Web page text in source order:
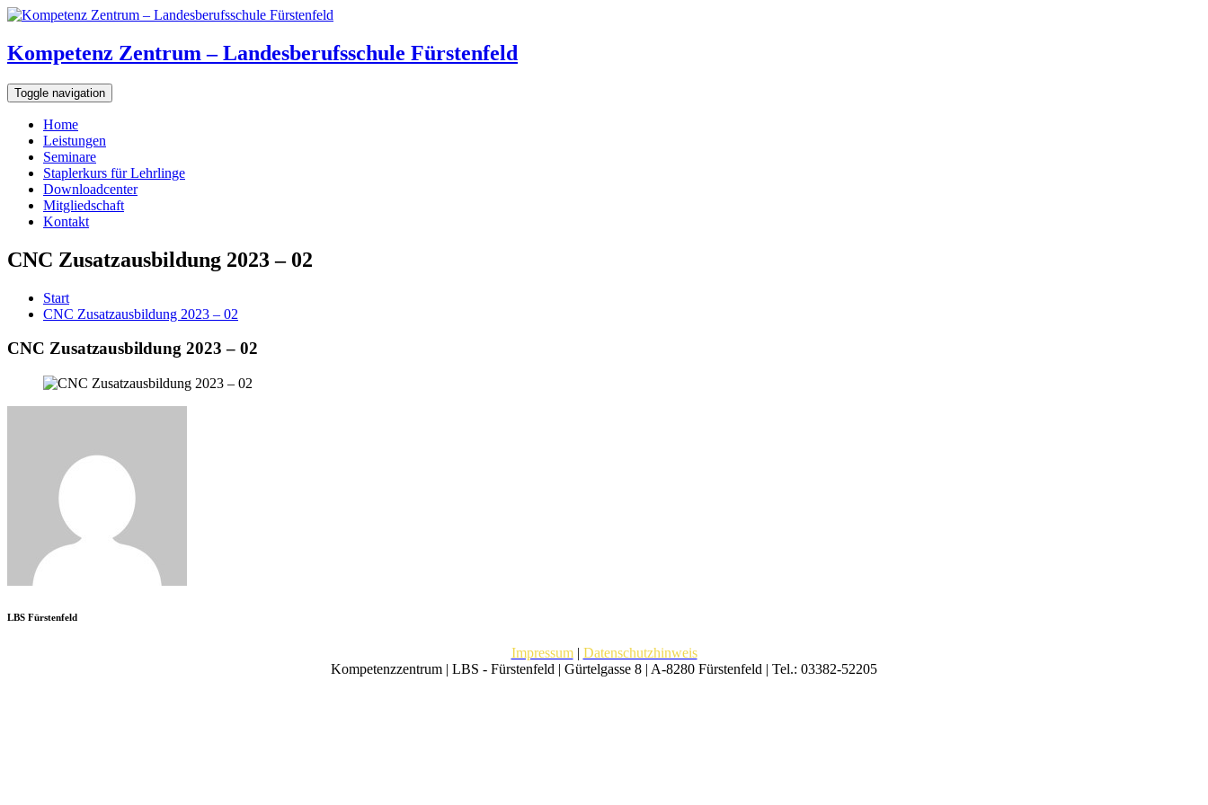
Kompetenz Zentrum – Landesberufsschule Fürstenfeld
Toggle navigation
Home
Leistungen
Seminare
Staplerkurs für Lehrlinge
Downloadcenter
Mitgliedschaft
Kontakt
CNC Zusatzausbildung 2023 – 02
Start
CNC Zusatzausbildung 2023 – 02
CNC Zusatzausbildung 2023 – 02
LBS Fürstenfeld
Impressum| Datenschutzhinweis
Kompetenzzentrum | LBS - Fürstenfeld | Gürtelgasse 8 | A-8280 Fürstenfeld | Tel.: 03382-52205